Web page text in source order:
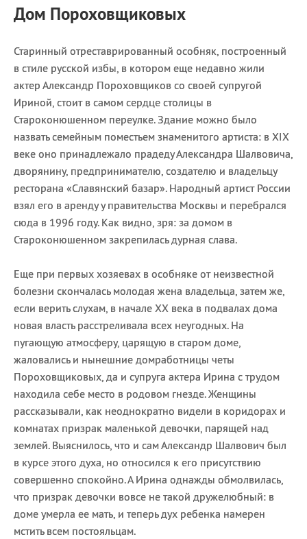
Дом Пороховщиковых
Старинный отреставрированный особняк, построенный
в стиле русской избы, в котором еще недавно жили
актер Александр Пороховщиков со своей супругой
Ириной, стоит в самом сердце столицы в
Староконюшенном переулке. Здание можно было
назвать семейным поместьем знаменитого артиста: в XIX
веке оно принадлежало прадеду Александра Шалвовича,
дворянину, предпринимателю, создателю и владельцу
ресторана «Славянский базар». Народный артист России
взял его в аренду у правительства Москвы и перебрался
сюда в 1996 году. Как видно, зря: за домом в
Староконюшенном закрепилась дурная слава.
Еще при первых хозяевах в особняке от неизвестной
болезни скончалась молодая жена владельца, затем же,
если верить слухам, в начале ХХ века в подвалах дома
новая власть расстреливала всех неугодных. На
пугающую атмосферу, царящую в старом доме,
жаловались и нынешние домработницы четы
Пороховщиковых, да и супруга актера Ирина с трудом
находила себе место в родовом гнезде. Женщины
рассказывали, как неоднократно видели в коридорах и
комнатах призрак маленькой девочки, парящей над
землей. Выяснилось, что и сам Александр Шалвович был
в курсе этого духа, но относился к его присутствию
совершенно спокойно. А Ирина однажды обмолвилась,
что призрак девочки вовсе не такой дружелюбный: в
доме умерла ее мать, и теперь дух ребенка намерен
мстить всем постояльцам.